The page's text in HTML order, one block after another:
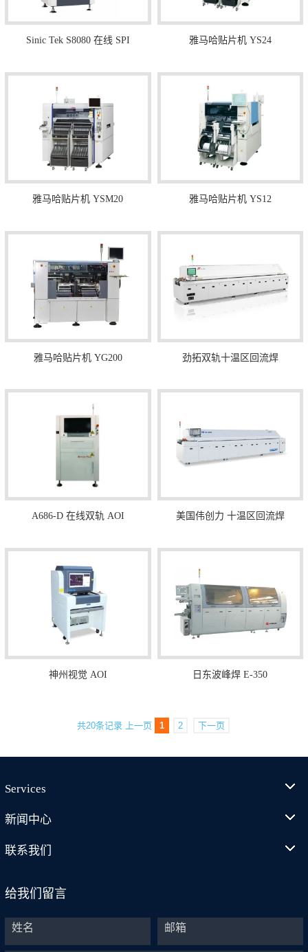
Sinic Tek S8080 在线 SPI 雅马哈贴片机 YS24
雅马哈贴片机 YSM20 雅马哈贴片机 YS12
雅马哈贴片机 YG200 劲拓双轨十温区回流焊
A686-D 在线双轨 AOI 美国伟创力 十温区回流焊
神州视觉 AOI 日东波峰焊 E-350
共20条记录 上一页 1 2 下一页
Services
新闻中心
联系我们
给我们留言